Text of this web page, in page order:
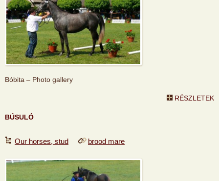
Bóbita – Photo gallery
RÉSZLETEK
BÚSULÓ
Our horses, stud brood mare